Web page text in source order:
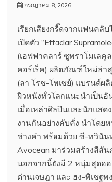
กรกฎาคม 8, 2026
เรียกเสียงกรี๊ดจากแฟนคลั
เปิดตัว “Effaclar
(เอฟฟาคลาร์ ซูพราโมเลคู
คอร์เร็ค) ผลิตภัณฑ์ใหม่ล่าสุ
(ลา โรช-โพเซย์) แบรนด์ผ
ผิวหนังทั่วโลกแนะนำเป็นอั
เมื่อเหล่าศิลปินและนักแสด
งานกันอย่างคับคั่ง นำโด
ช่างคำ พร้อมด้วย ซี-ทวินัน
Avocean มาร่วมสร้างสีสัน
นอกจากนี้ยังมี 2 หนุ่มสุดฮอ
ด่านเจษฎา และ ฮง-พิเชฐพ